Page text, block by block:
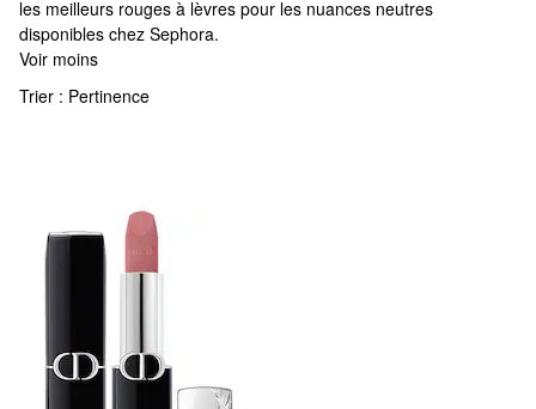
les meilleurs rouges à lèvres pour les nuances neutres
disponibles chez Sephora.
Voir moins
Trier : Pertinence